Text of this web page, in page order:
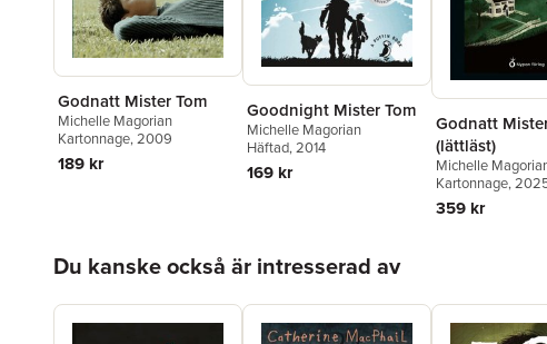
Godnatt Mister Tom
Michelle Magorian
Kartonnage, 2009
189 kr
Goodnight Mister Tom
Michelle Magorian
Häftad, 2014
169 kr
Godnatt
(lättläst)
Michelle
Kartonnage,
359 kr
Du kanske också är intresserad av